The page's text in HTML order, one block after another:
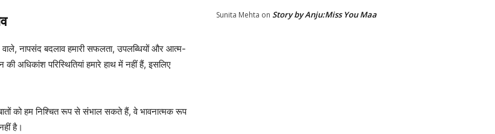
नापसंद बदलाव हमारी सफलता, उपलब्धियों और आत्म-
अधिकांश परिस्थितियां हमारे हाथ में नहीं हैं, इसलिए
को हम निश्चित रूप से संभाल सकते हैं, वे भावनात्मक रूप
है।
Sunita Mehta on Story by Anju:Miss You Maa